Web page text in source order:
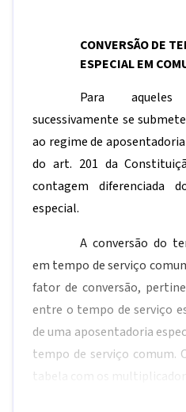
CONVERSÃO DE
ESPECIAL EM
Para aqueles
sucessivamente se
ao regime de
do art. 201 da
contagem diferenciada
especial.
A conversão do
em tempo de serviço
fator de conversão,
entre o tempo de serviço
de uma aposentadoria
tempo de serviço comum.
tabela com os